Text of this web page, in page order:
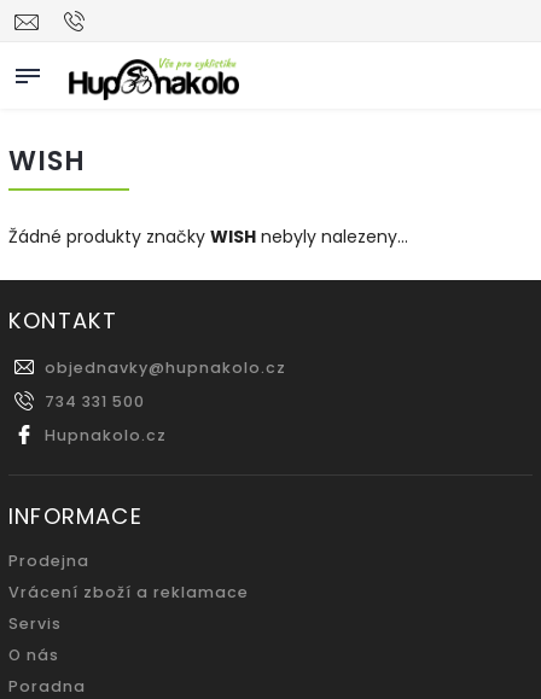
WISH
Žádné produkty značky WISH nebyly nalezeny...
KONTAKT
objednavky@hupnakolo.cz
734 331 500
Hupnakolo.cz
INFORMACE
Prodejna
Vrácení zboží a reklamace
Servis
O nás
Poradna